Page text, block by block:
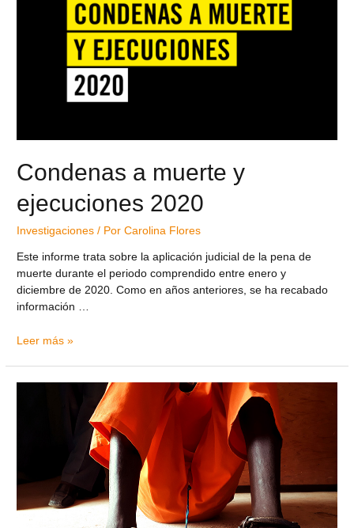
Condenas a muerte y
ejecuciones 2020
Investigaciones / PorCarolina Flores
Este informe trata sobre la aplicación judicial de la pena de
muerte durante el periodo comprendido entre enero y
diciembre de 2020. Como en años anteriores, se ha recabado
información …
Leer más »